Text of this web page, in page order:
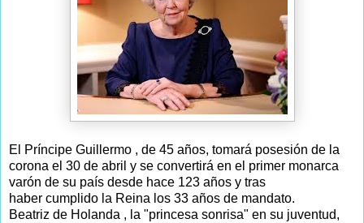
El Príncipe Guillermo , de 45 años, tomará posesión de la
corona el 30 de abril y se convertirá en el primer monarca
varón de su país desde hace 123 años y tras
haber cumplido la Reina los 33 años de mandato.
Beatriz de Holanda , la "princesa sonrisa" en su juventud,